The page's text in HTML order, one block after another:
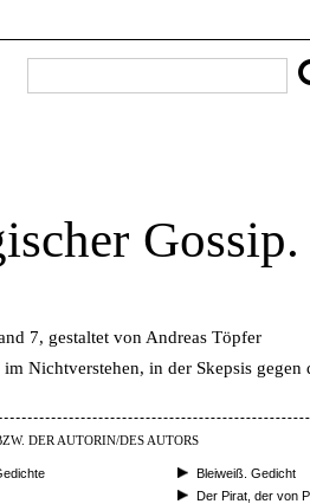
Gossip.
7, gestaltet von Andreas Töpfer
Nichtverstehen, in der Skepsis gegen
DER AUTORIN/DES AUTORS
Bleiweiß. Gedicht
Der Pirat, der von